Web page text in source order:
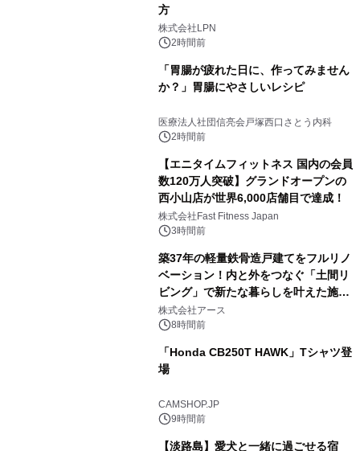
方
株式会社LPN
2時間前
「胃腸が疲れた日に、作ってみません
か？」胃腸にやさしいレシピ
医療法人社団信亮会戸塚西口さとう内科
2時間前
【エニタイムフィットネス 国内の会員
数120万人突破】グランドオープンの
西小山店が世界6,000店舗目で達成！
株式会社Fast Fitness Japan
3時間前
築37年の軽量鉄骨造戸建てをフルリノ
ベーション！内と外をつなぐ「土間リ
ビング」で新たな暮らしを叶えた施工
事例を株式会社アースが公開
株式会社アース
8時間前
「Honda CB250T HAWK」Tシャツ登
場
CAMSHOP.JP
9時間前
【淡路島】愛犬と一緒に過ごせる宿